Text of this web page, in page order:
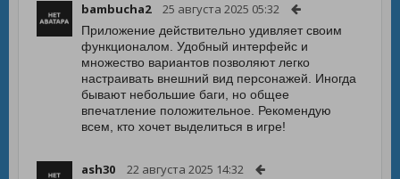
bambucha2 25 августа 2025 05:32
Приложение действительно удивляет своим
функционалом. Удобный интерфейс и
множество вариантов позволяют легко
настраивать внешний вид персонажей. Иногда
бывают небольшие баги, но общее
впечатление положительное. Рекомендую
всем, кто хочет выделиться в игре!
ash30 22 августа 2025 14:32